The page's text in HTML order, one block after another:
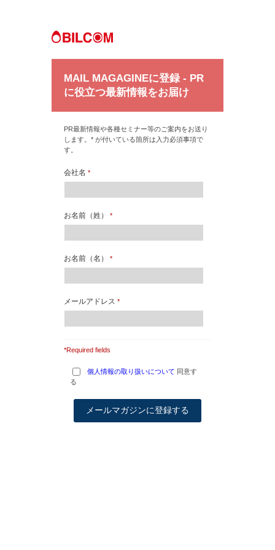
MAIL MAGAGINEに登録 - PR
に役立つ最新情報をお届け
PR最新情報や各種セミナー等のご案内をお送り
します。* が付いている箇所は入力必須事項で
す。
会社名 *
お名前（姓） *
お名前（名） *
メールアドレス *
*Required fields
個人情報の取り扱いについて 同意す
る